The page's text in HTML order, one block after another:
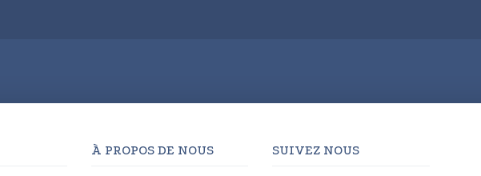
À PROPOS DE NOUS SUIVEZ NOUS